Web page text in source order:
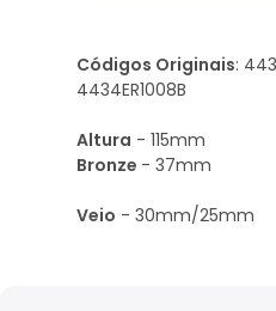
Códigos Originais:
4434ER1008B
Altura - 115mm
Bronze - 37mm
Veio - 30mm/25mm